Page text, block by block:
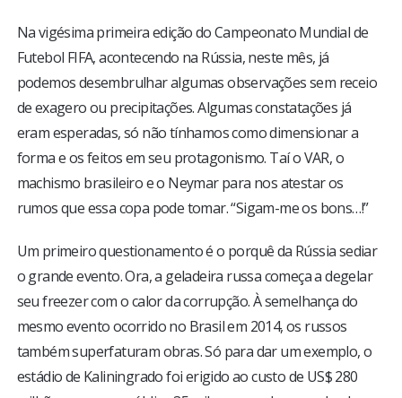
ESPORTES
ENTRETENIMENTO
ENQUETE
TV LPB
COLUNISTAS
Na vigésima primeira edição do Campeonato Mundial de
Futebol FIFA, acontecendo na Rússia, neste mês, já
podemos desembrulhar algumas observações sem receio
de exagero ou precipitações. Algumas constatações já
eram esperadas, só não tínhamos como dimensionar a
forma e os feitos em seu protagonismo. Taí o VAR, o
machismo brasileiro e o Neymar para nos atestar os
rumos que essa copa pode tomar. “Sigam-me os bons…!”
Um primeiro questionamento é o porquê da Rússia sediar
o grande evento. Ora, a geladeira russa começa a degelar
seu freezer com o calor da corrupção. À semelhança do
mesmo evento ocorrido no Brasil em 2014, os russos
também superfaturam obras. Só para dar um exemplo, o
estádio de Kaliningrado foi erigido ao custo de US$ 280